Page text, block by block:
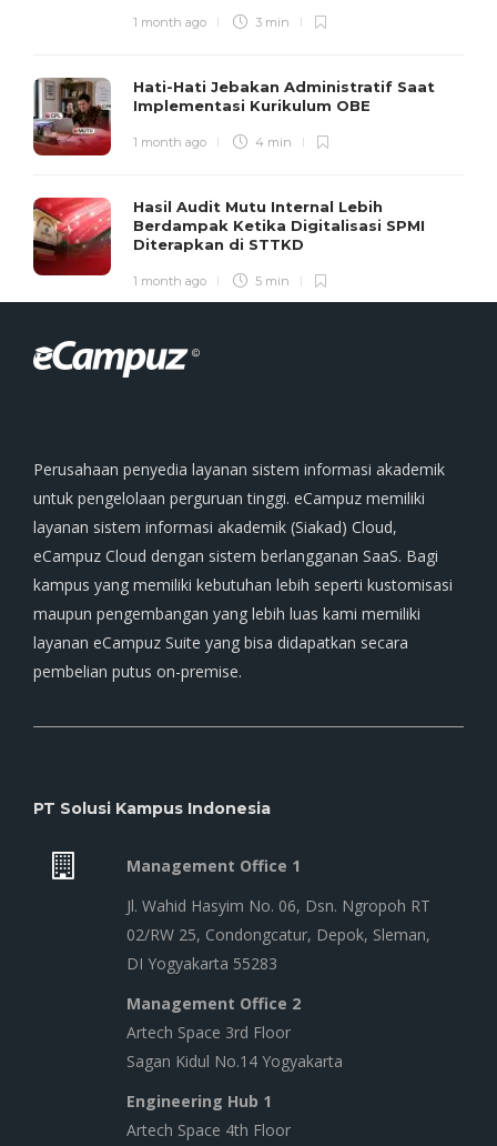
1 month ago 3 min
Hati-Hati Jebakan Administratif Saat
Implementasi Kurikulum OBE
1 month ago 4 min
Hasil Audit Mutu Internal Lebih
Berdampak Ketika Digitalisasi SPMI
Diterapkan di STTKD
1 month ago 5 min
Perusahaan penyedia layanan sistem informasi akademik
untuk pengelolaan perguruan tinggi. eCampuz memiliki
layanan sistem informasi akademik (Siakad) Cloud,
eCampuz Cloud dengan sistem berlangganan SaaS. Bagi
kampus yang memiliki kebutuhan lebih seperti kustomisasi
maupun pengembangan yang lebih luas kami memiliki
layanan eCampuz Suite yang bisa didapatkan secara
pembelian putus on-premise.
PT Solusi Kampus Indonesia
Management Office 1
Jl. Wahid Hasyim No. 06, Dsn. Ngropoh RT
02/RW 25, Condongcatur, Depok, Sleman,
DI Yogyakarta 55283
Management Office 2
Artech Space 3rd Floor
Sagan Kidul No.14 Yogyakarta
Engineering Hub 1
Artech Space 4th Floor